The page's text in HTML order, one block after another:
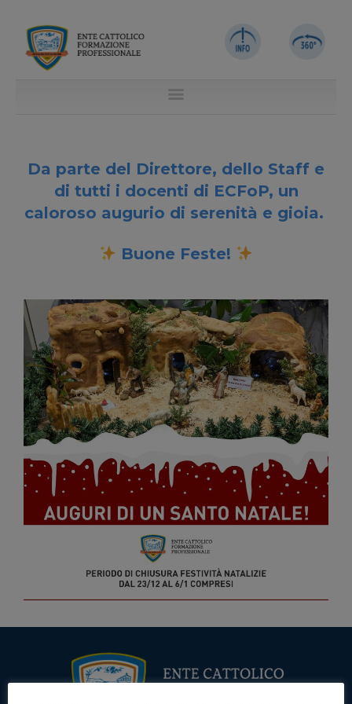
Da parte del Direttore, dello Staff e
di tutti i docenti di ECFoP, un
caloroso augurio di serenità e gioia.
Buone Feste!